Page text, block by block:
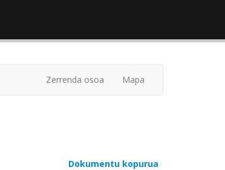
Zerrenda osoa Mapa
Dokumentu kopurua